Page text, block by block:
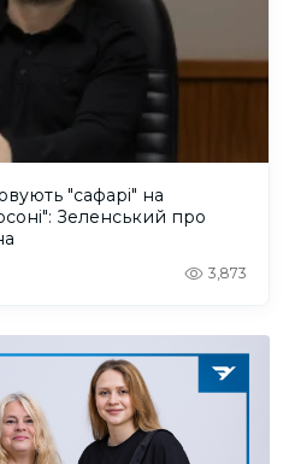
"сафарі" на
Зеленський про
3,873